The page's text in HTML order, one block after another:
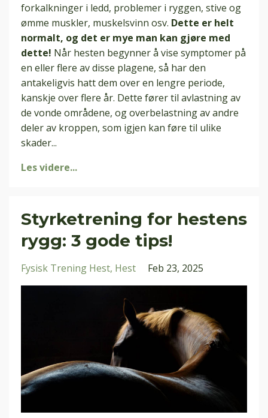
forkalkninger i ledd, problemer i ryggen, stive og
ømme muskler, muskelsvinn osv. Dette er helt
normalt, og det er mye man kan gjøre med
dette! Når hesten begynner å vise symptomer på
en eller flere av disse plagene, så har den
antakeligvis hatt dem over en lengre periode,
kanskje over flere år. Dette fører til avlastning av
de vonde områdene, og overbelastning av andre
deler av kroppen, som igjen kan føre til ulike
skader...
Les videre...
Styrketrening for hestens
rygg: 3 gode tips!
Fysisk Trening Hest Hest Feb 23, 2025